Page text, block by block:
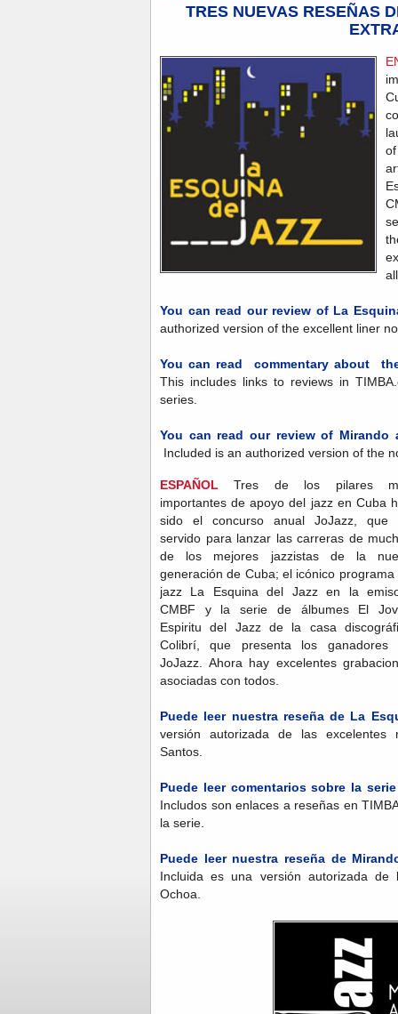
TRES NUEVAS RESEÑAS
You can read our review of La
authorized version of the excellent liner
You can read commentary about
This includes links to reviews in
series.
You can read our review of Mirando
Included is an authorized version of the
ESPAÑOLTres de los pilares
importantes de apoyo del jazz en Cuba
sido el concurso anual JoJazz, que
servido para lanzar las carreras de
de los mejores jazzistas de la
generación de Cuba; el icónico programa
jazz La Esquina del Jazz en la
CMBF y la serie de álbumes El
Espiritu del Jazz de la casa
Colibrí, que presenta los ganadores
JoJazz. Ahora hay excelentes
asociadas con todos.
Puede leer nuestra reseña de La
versión autorizada de las excelentes
Santos.
Puede leer comentarios sobre la
Includos son enlaces a reseñas en
la serie.
Puede leer nuestra reseña de
Incluida es una versión autorizada
Ochoa.